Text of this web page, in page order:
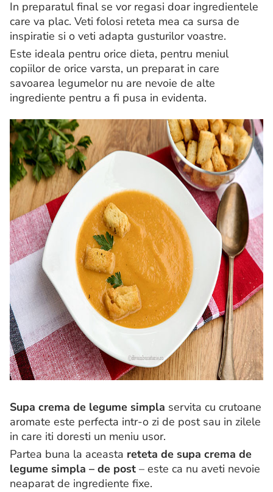
In preparatul final se vor regasi doar ingredientele
care va plac. Veti folosi reteta mea ca sursa de
inspiratie si o veti adapta gusturilor voastre.
Este ideala pentru orice dieta, pentru meniul
copiilor de orice varsta, un preparat in care
savoarea legumelor nu are nevoie de alte
ingrediente pentru a fi pusa in evidenta.
Supa crema de legume simpla servita cu crutoane
aromate este perfecta intr-o zi de post sau in zilele
in care iti doresti un meniu usor.
Partea buna la aceasta reteta de supa crema de
legume simpla – de post – este ca nu aveti nevoie
neaparat de ingrediente fixe.